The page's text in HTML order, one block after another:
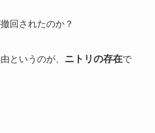
回されたのか？
というのが、 ニトリの存在で